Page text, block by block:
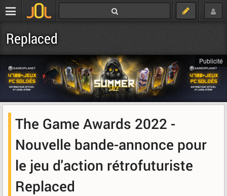
Replaced
Publicité
The Game Awards 2022 -
Nouvelle bande-annonce pour
le jeu d'action rétrofuturiste
Replaced